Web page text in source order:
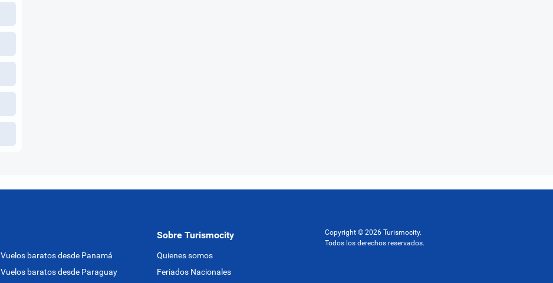
Vuelos baratos desde Panamá
Vuelos baratos desde Paraguay
Sobre Turismocity
Quienes somos
Feriados Nacionales
Copyright © 2026 Turismocity.
Todos los derechos reservados.